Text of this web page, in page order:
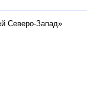
Северо-Запад»